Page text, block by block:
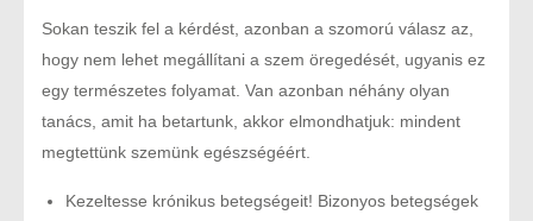
Sokan teszik fel a kérdést, azonban a szomorú válasz az,
hogy nem lehet megállítani a szem öregedését, ugyanis ez
egy természetes folyamat. Van azonban néhány olyan
tanács, amit ha betartunk, akkor elmondhatjuk: mindent
megtettünk szemünk egészségéért.
Kezeltesse krónikus betegségeit! Bizonyos betegségek